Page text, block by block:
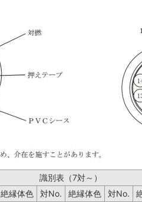
識別表（7対～）
絶縁体色 対No. 絶縁体色 対No.